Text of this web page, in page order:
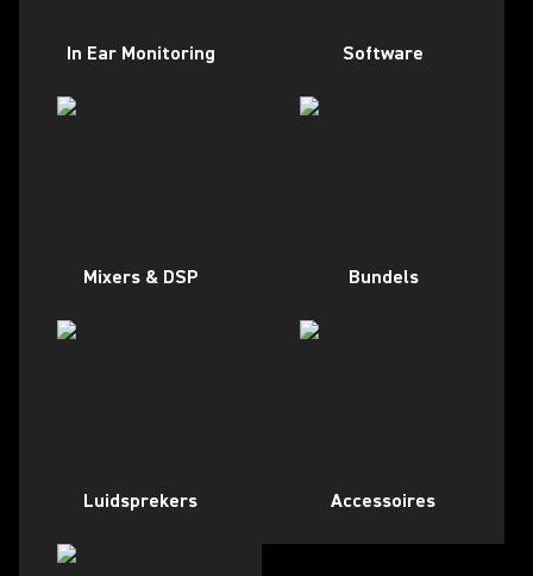
In Ear Monitoring Software
Mixers & DSP Bundels
Luidsprekers Accessoires